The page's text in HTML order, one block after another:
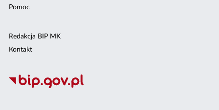
Pomoc
Redakcja BIP MK
Kontakt